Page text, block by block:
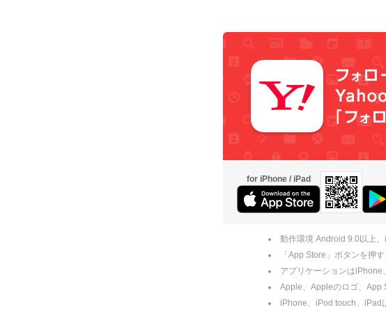
for iPhone / iPad
動作環境 Android 9.0以上
「App Store」ボタンを押
アプリケーションは
Apple、Appleのロゴ、App
iPhone、iPod touch、iPad